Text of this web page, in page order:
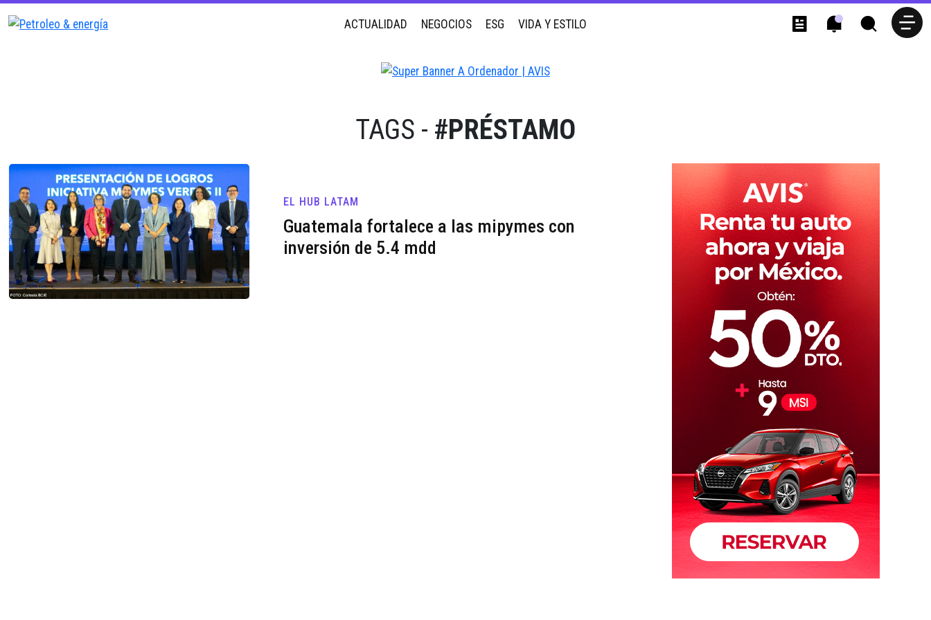
ACTUALIDAD NEGOCIOS ESG VIDA Y ESTILO
TAGS - #PRÉSTAMO
EL HUB LATAM
Guatemala fortalece a las mipymes con
inversión de 5.4 mdd